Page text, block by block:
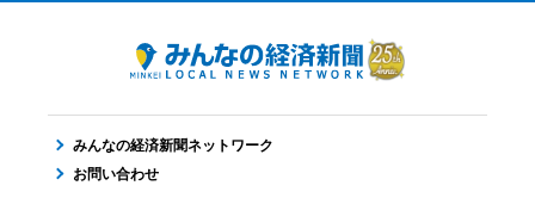
みんなの経済新聞ネットワーク
お問い合わせ